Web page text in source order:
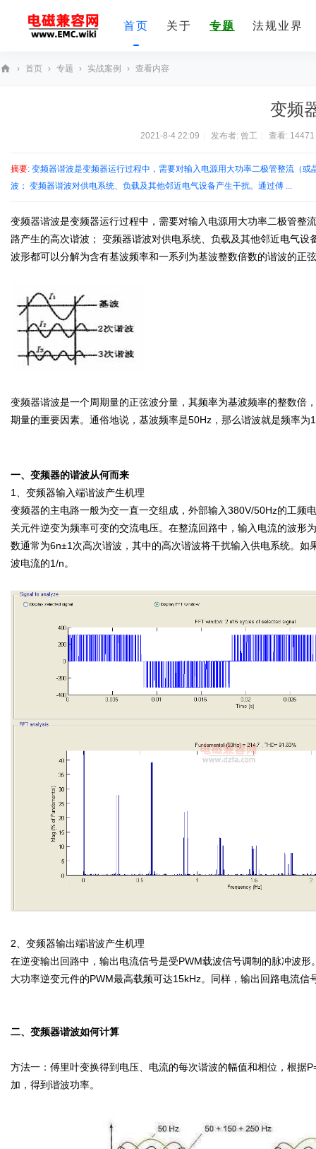
首页 关于 专题 法规业界
术
社
› 首页 › 专题 › 实战案例 › 查看内容
变频
2021-8-4 22:09 发布者: 曾工 查看: 14471
摘要: 变频器谐波是变频器运行过程中，需要对输入电源用大功率二极管整流（
波； 变频器谐波对供电系统、负载及其他邻近电气设备产生干扰。通过傅 ...
变频器谐波是变频器运行过程中，需要对输入电源用大功率二极管整
路产生的高次谐波； 变频器谐波对供电系统、负载及其他邻近电气
波形都可以分解为含有基波频率和一系列为基波整数倍数的谐波的正
变频器谐波是一个周期量的正弦波分量，其频率为基波频率的整数倍
期量的重要因素。通俗地说，基波频率是50Hz，那么谐波就是频率
一、变频器的谐波从何而来
1、变频器输入端谐波产生机理
变频器的主电路一般为交一直一交组成，外部输入380V/50Hz的工频
关元件逆变为频率可变的交流电压。在整流回路中，输入电流的波
数通常为6n±1次高次谐波，其中的高次谐波将干扰输入供电系统。
波电流的1/n。
2、变频器输出端谐波产生机理
在逆变输出回路中，输出电流信号是受PWM载波信号调制的脉冲波
大功率逆变元件的PWM最高载频可达15kHz。同样，输出回路电流信
二、变频器谐波如何计算
方法一：傅里叶变换得到电压、电流的每次谐波的幅值和相位，根
加，得到谐波功率。